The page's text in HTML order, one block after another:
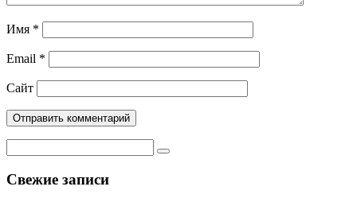
Имя *
Email *
Сайт
Свежие записи